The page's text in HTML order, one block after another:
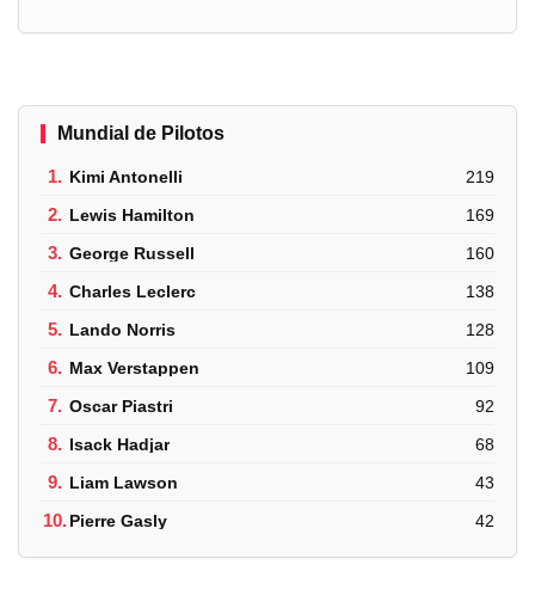
Mundial de Pilotos
1. Kimi Antonelli 219
2. Lewis Hamilton 169
3. George Russell 160
4. Charles Leclerc 138
5. Lando Norris 128
6. Max Verstappen 109
7. Oscar Piastri 92
8. Isack Hadjar 68
9. Liam Lawson 43
10.Pierre Gasly 42